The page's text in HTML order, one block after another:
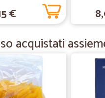
€
acquistati